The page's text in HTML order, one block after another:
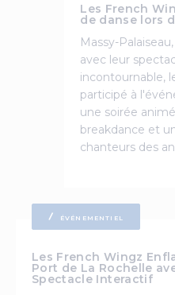
Les French
de danse lors
Massy-
avec leur
incontournable,
participé à
une soirée
breakdance et
chanteurs des
ÉVÉNEMENTIEL
Les French Wingz
Port de La Rochelle
Spectacle Interactif